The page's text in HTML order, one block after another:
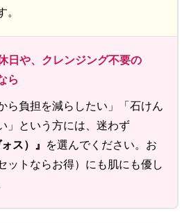
。
日や、クレンジング不要の
ら
ら負担を減らしたい」「石けん
」という方には、迷わず
ス）』
を選んでください。お
ットならお得）にも肌にも優し